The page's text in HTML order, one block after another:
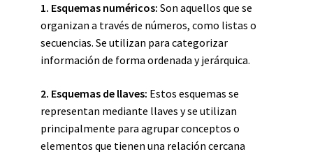
1. Esquemas numéricos: Son aquellos que se
organizan a través de números, como listas o
secuencias. Se utilizan para categorizar
información de forma ordenada y jerárquica.
2. Esquemas de llaves: Estos esquemas se
representan mediante llaves y se utilizan
principalmente para agrupar conceptos o
elementos que tienen una relación cercana